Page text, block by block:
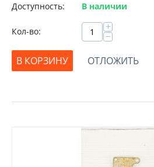
Доступность:
В наличии
Кол-во: +
−
В КОРЗИНУ
ОТЛОЖИТЬ